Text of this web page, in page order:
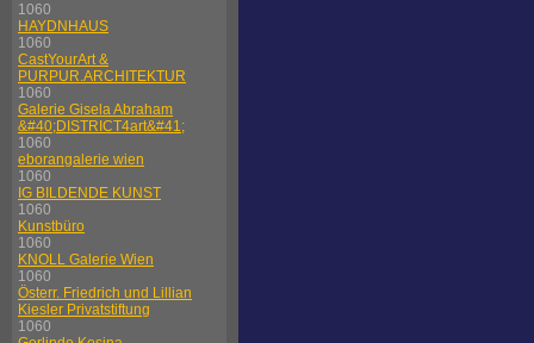
1060
HAYDNHAUS
1060
CastYourArt &
PURPUR.ARCHITEKTUR
1060
Galerie Gisela Abraham
&#40;DISTRICT4art&#41;
1060
eborangalerie wien
1060
IG BILDENDE KUNST
1060
Kunstbüro
1060
KNOLL Galerie Wien
1060
Österr. Friedrich und Lillian
Kiesler Privatstiftung
1060